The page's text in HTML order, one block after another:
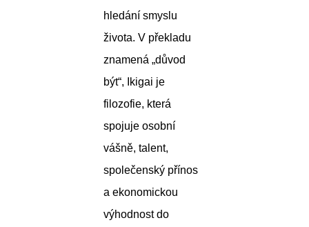
hledání smyslu
života. V překladu
znamená „důvod
být“, Ikigai je
filozofie, která
spojuje osobní
vášně, talent,
společenský přínos
a ekonomickou
výhodnost do